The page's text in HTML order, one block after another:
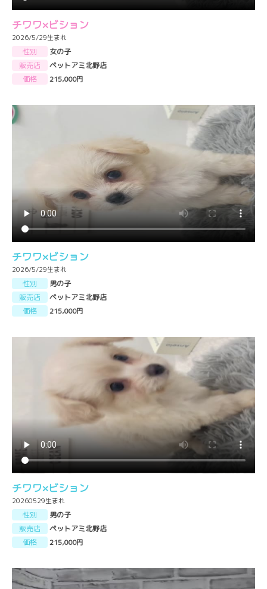
チワワ×ビション
2026/5/29生まれ
性別
女の子
販売店
ペットアミ北野店
価格
215,000円
チワワ×ビション
2026/5/29生まれ
性別
男の子
販売店
ペットアミ北野店
価格
215,000円
チワワ×ビション
20260529生まれ
性別
男の子
販売店
ペットアミ北野店
価格
215,000円